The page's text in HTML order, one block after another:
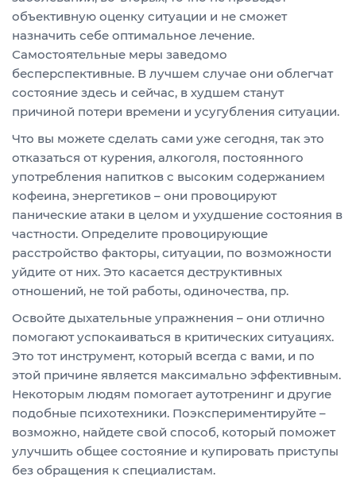
объективную оценку ситуации и не сможет
назначить себе оптимальное лечение.
Самостоятельные меры заведомо
бесперспективные. В лучшем случае они облегчат
состояние здесь и сейчас, в худшем станут
причиной потери времени и усугубления ситуации.
Что вы можете сделать сами уже сегодня, так это
отказаться от курения, алкоголя, постоянного
употребления напитков с высоким содержанием
кофеина, энергетиков – они провоцируют
панические атаки в целом и ухудшение состояния в
частности. Определите провоцирующие
расстройство факторы, ситуации, по возможности
уйдите от них. Это касается деструктивных
отношений, не той работы, одиночества, пр.
Освойте дыхательные упражнения – они отлично
помогают успокаиваться в критических ситуациях.
Это тот инструмент, который всегда с вами, и по
этой причине является максимально эффективным.
Некоторым людям помогает аутотренинг и другие
подобные психотехники. Поэкспериментируйте –
возможно, найдете свой способ, который поможет
улучшить общее состояние и купировать приступы
без обращения к специалистам.